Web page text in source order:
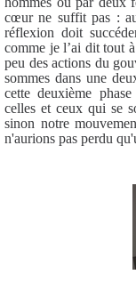
cœur ne suffit pas :
réflexion doit
comme je l’ai dit tout
peu des actions du
sommes dans une
cette deuxième
celles et ceux qui se
sinon notre
n'aurions pas perdu